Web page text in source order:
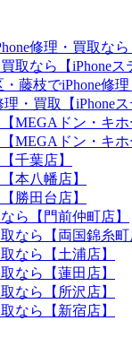
修理・買取なら
取なら【iPhoneス
藤枝でiPhone修
・買取【iPhone
MEGAドン・キホ
MEGAドン・キホ
千葉店】
本八幡店】
勝田台店】
ら【門前仲町店】
なら【両国錦糸町
なら【土浦店】
なら【蓮田店】
なら【所沢店】
なら【新宿店】